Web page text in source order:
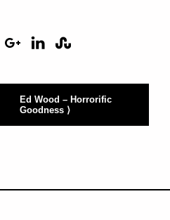
Ed Wood – Horrorific
Goodness ⟩